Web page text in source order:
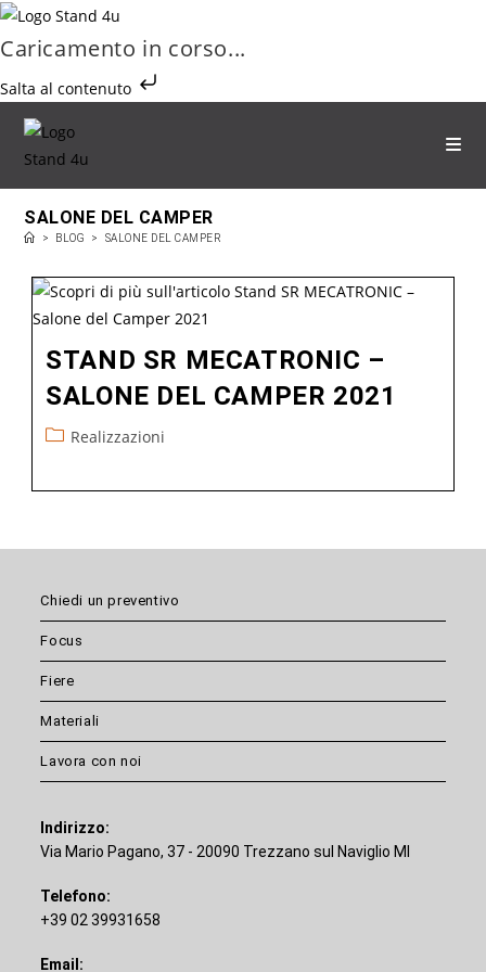
Caricamento in corso...
Salta al contenuto
SALONE DEL CAMPER
> BLOG > SALONE DEL CAMPER
STAND SR MECATRONIC –
SALONE DEL CAMPER 2021
Realizzazioni
Chiedi un preventivo
Focus
Fiere
Materiali
Lavora con noi
Indirizzo:
Via Mario Pagano, 37 - 20090 Trezzano sul Naviglio MI
Telefono:
+39 02 39931658
Email: